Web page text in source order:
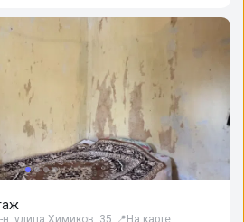
улица Химиков, 35 📍 На карте